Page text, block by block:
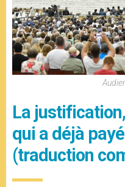
La
qui a déjà
(traduction